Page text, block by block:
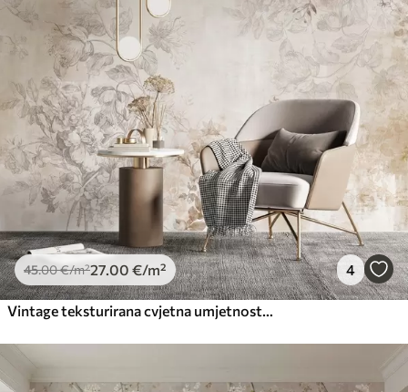
Premium
.6734 .00€/m²
Premium vinil
66.6740.00€/m²
Peel and Stick
81.67 49.00€/m²
45.00€/m²27.00 €/m² 4
Vintage teksturirana cvjetna umjetnost s ilustracijama nježnog vrtnog cvijeća i lišća u stilu crtanja, mekim pastelnim bež i sepia tonovima